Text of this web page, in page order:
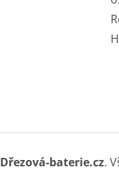
Dřezová-baterie.cz.